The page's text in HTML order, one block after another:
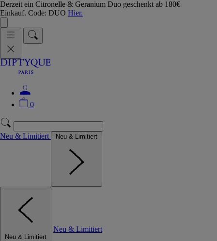
Derzeit ein Citronelle & Geranium Duo geschenkt ab 180€
Einkauf. Code: DUO Hier.
0
Neu & Limitiert Neu & Limitiert
Neu & Limitiert
Neu & Limitiert